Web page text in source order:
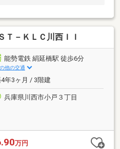
Ｔ－ＫＬＣ川西ＩＩ
能勢電鉄 絹延橋駅 徒歩6分
他の交通
年3ヶ月 / 3階建
兵庫県川西市小戸３丁目
万円